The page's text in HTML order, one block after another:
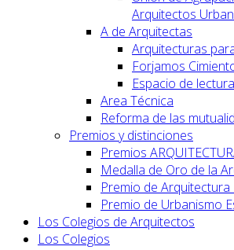
Arquitectos
A de Arquitectas
Arquitecturas
Forjamos
Espacio de
Area Técnica
Reforma de las
Premios y distinciones
Premios
Medalla de Oro de la
Premio de Arquitectura
Premio de Urbanismo
Los Colegios de Arquitectos
Los Colegios